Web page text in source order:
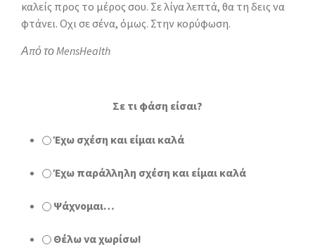
καλείς προς το μέρος σου. Σε λίγα λεπτά, θα τη δεις να
φτάνει. Οχι σε σένα, όμως. Στην κορύφωση.
Από το MensHealth
Σε τι φάση είσαι?
Έχω σχέση και είμαι καλά
Έχω παράλληλη σχέση και είμαι καλά
Ψάχνομαι…
Θέλω να χωρίσω!